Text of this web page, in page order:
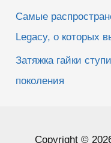
Самые
Legacy, о которых
Затяжка гайки
поколения
Copyright ©